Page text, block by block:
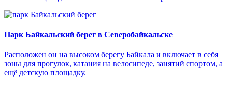
Парк Байкальский берег в Северобайкальске
Расположен он на высоком берегу Байкала и включает в себя
зоны для прогулок, катания на велосипеде, занятий спортом, а
ещё детскую площадку.